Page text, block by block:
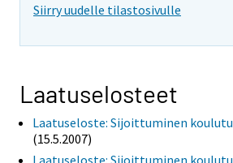
Siirry uudelle tilastosivulle
Laatuselosteet
Laatuseloste: Sijoittuminen
(15.5.2007)
Laatuseloste: Sijoittuminen